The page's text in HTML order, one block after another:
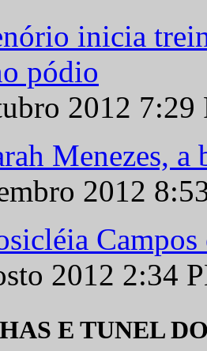
inicia
pódio
2012
Menezes,
2012
2012 2:34
E TUNEL